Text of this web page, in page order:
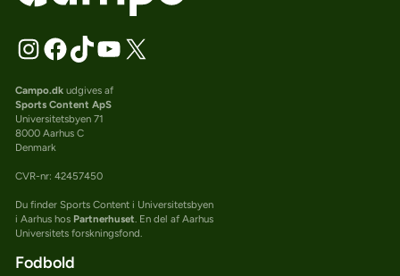
Campo.dkudgives af
Sports Content ApS
Universitetsbyen 71
8000 Aarhus C
Denmark
CVR-nr: 42457450
Du finder Sports Content i Universitetsbyen
i Aarhus hos Partnerhuset. En del af Aarhus
Universitets forskningsfond.
Fodbold